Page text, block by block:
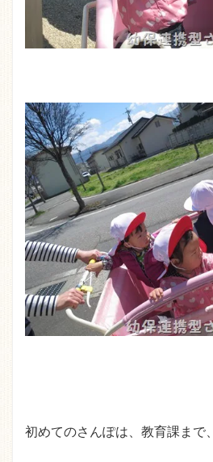
初めてのさんぽは、教育課まで、